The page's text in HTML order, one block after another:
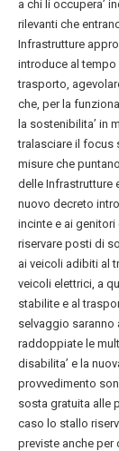
a chi li occupera’
rilevanti che
Infrastrutture
introduce al tempo
trasporto,
che, per la
la sostenibilita’ in
tralasciare il focus
misure che
delle Infrastrutture
nuovo decreto
incinte e ai genitori
riservare posti di
ai veicoli adibiti al
veicoli elettrici, a
stabilite e al
selvaggio saranno
raddoppiate le
disabilita’ e la
provvedimento
sosta gratuita alle
caso lo stallo
previste anche per